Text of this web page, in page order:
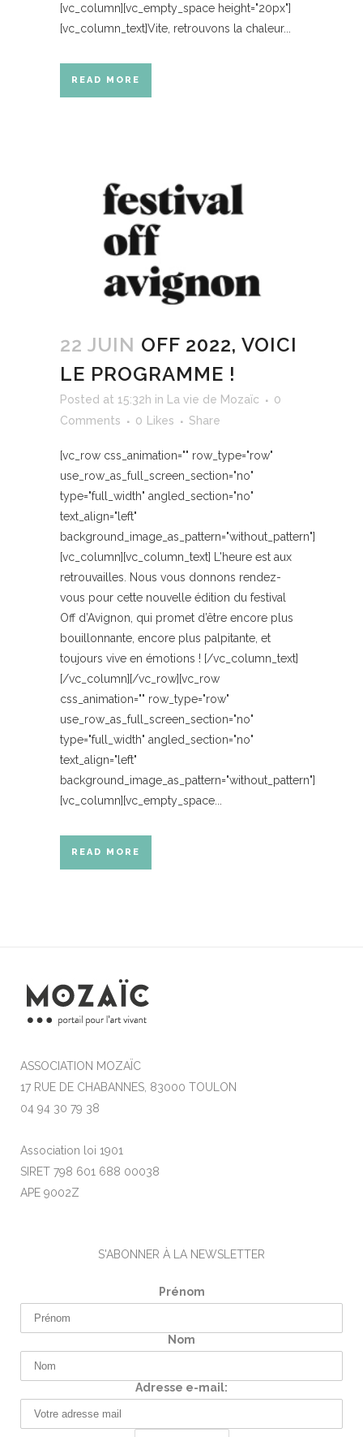
[vc_column][vc_empty_space height="20px"]
[vc_column_text]Vite, retrouvons la chaleur...
READ MORE
22 JUIN OFF 2022, VOICI
LE PROGRAMME !
Posted at 15:32h in La vie de Mozaïc
0
Comments
0 Likes Share
[vc_row css_animation="" row_type="row"
use_row_as_full_screen_section="no"
type="full_width" angled_section="no"
text_align="left"
background_image_as_pattern="without_pattern"]
[vc_column][vc_column_text] L'heure est aux
retrouvailles. Nous vous donnons rendez-
vous pour cette nouvelle édition du festival
Off d’Avignon, qui promet d’être encore plus
bouillonnante, encore plus palpitante, et
toujours vive en émotions ! [/vc_column_text]
[/vc_column][/vc_row][vc_row
css_animation="" row_type="row"
use_row_as_full_screen_section="no"
type="full_width" angled_section="no"
text_align="left"
background_image_as_pattern="without_pattern"]
[vc_column][vc_empty_space...
READ MORE
ASSOCIATION MOZAÏC
17 RUE DE CHABANNES, 83000 TOULON
04 94 30 79 38
Association loi 1901
SIRET 798 601 688 00038
APE 9002Z
S'ABONNER À LA NEWSLETTER
Prénom
Nom
Adresse e-mail: